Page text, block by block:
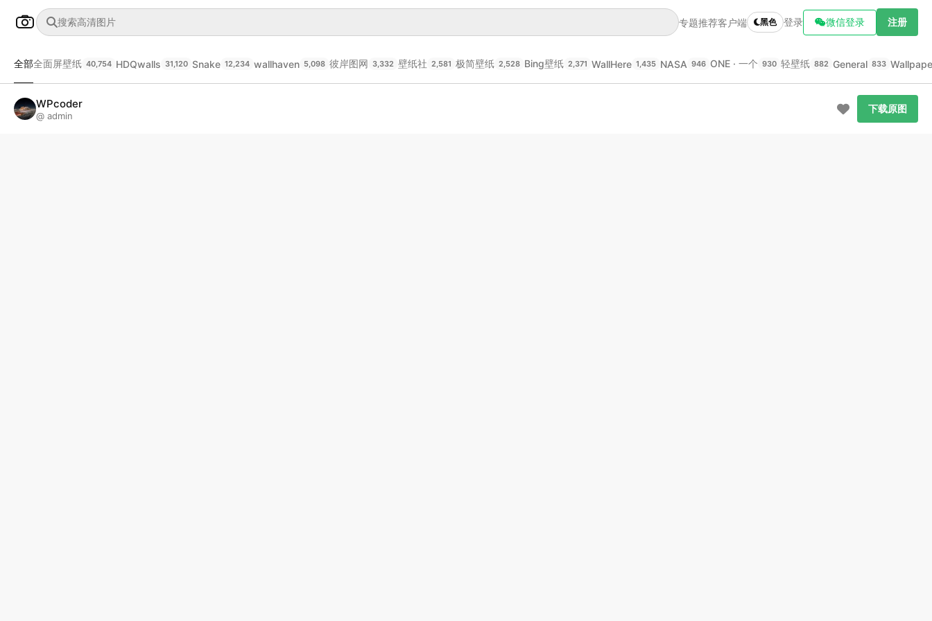
专题推荐客户端 黑色 登录 微信登录 注册
全部全面屏壁纸 40,754 HDQwalls 31,120 Snake 12,234 wallhaven 5,098 彼岸图网 3,332 壁纸社 2,581 极简壁纸 2,528 Bing壁纸 2,371 WallHere 1,435 NASA 946 ONE · 一个 930 轻壁纸 882 General 833
WPcoder
@ admin
下载原图